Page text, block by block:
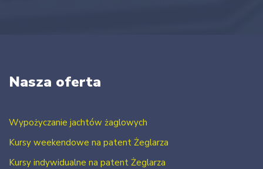
Nasza oferta
Wypożyczanie jachtów żaglowych
Kursy weekendowe na patent Żeglarza
Kursy indywidualne na patent Żeglarza